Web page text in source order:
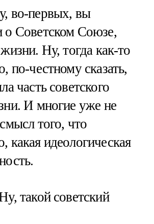
во-первых, вы
о Советском Союзе,
Ну, тогда как-то
по-честному сказать,
часть советского
И многие уже не
того, что
какая идеологическая
такой советский